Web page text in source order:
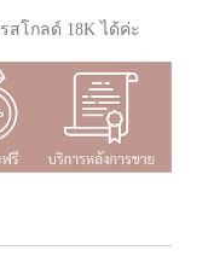
สโกลด์ 18K ได้ค่ะ